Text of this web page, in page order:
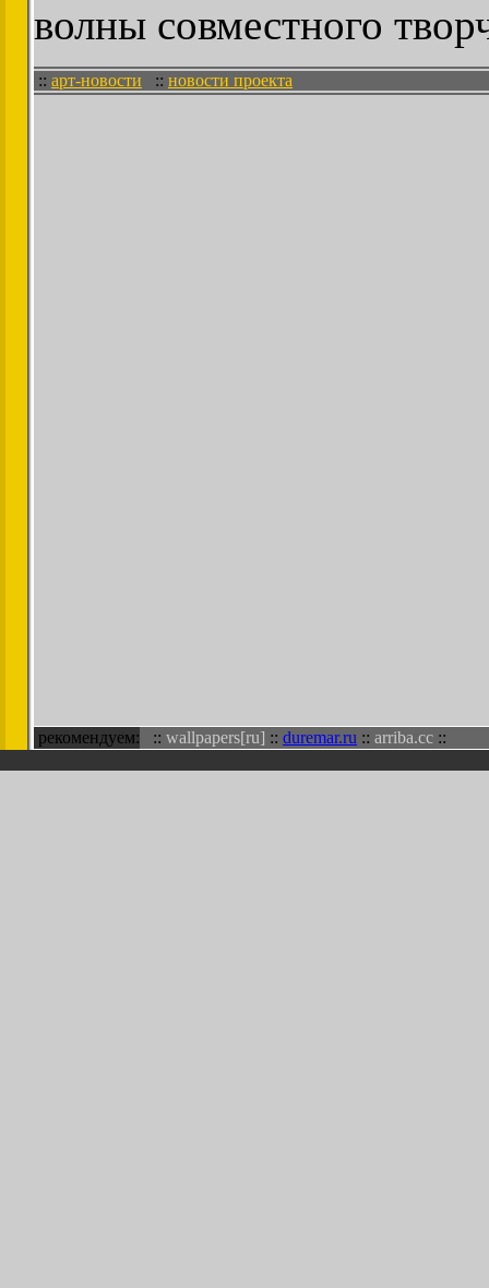
волны совместного
:: арт-новости :: новости проекта
рекомендуем: :: wallpapers[ru] :: duremar.ru :: arriba.cc ::